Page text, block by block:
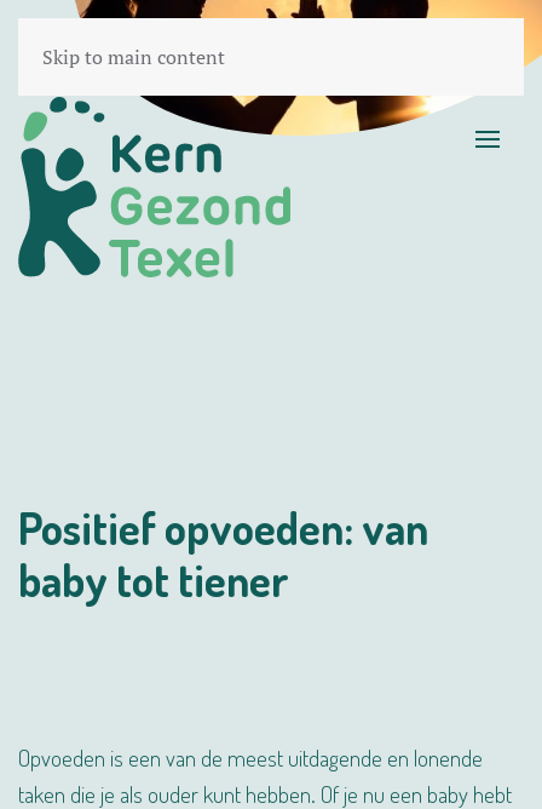
Skip to main content
Positief opvoeden: van
baby tot tiener
Opvoeden is een van de meest uitdagende en lonende
taken die je als ouder kunt hebben. Of je nu een baby hebt